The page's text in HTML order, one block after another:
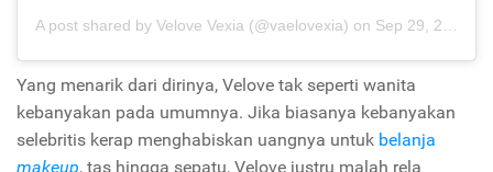
A post shared by Velove Vexia (@vaelovexia) on Sep 29, 2017 at 4:23pm PDT
Yang menarik dari dirinya, Velove tak seperti wanita
kebanyakan pada umumnya. Jika biasanya kebanyakan
selebritis kerap menghabiskan uangnya untuk belanja
makeup, tas hingga sepatu, Velove justru malah rela